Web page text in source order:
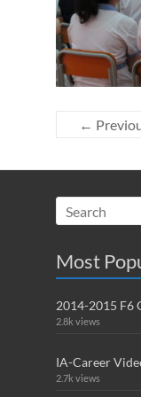
←
Most
2014-2015 F6
2.8k views
IA-Career
2.7k views